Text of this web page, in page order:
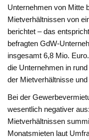
Unternehmen von Mitte
Mietverhältnissen von
berichtet – das
befragten GdW-
insgesamt 6,8 Mio.
die Unternehmen in
der Mietverhältnisse
Bei der
wesentlich negativer
Mietverhältnissen
Monatsmieten laut